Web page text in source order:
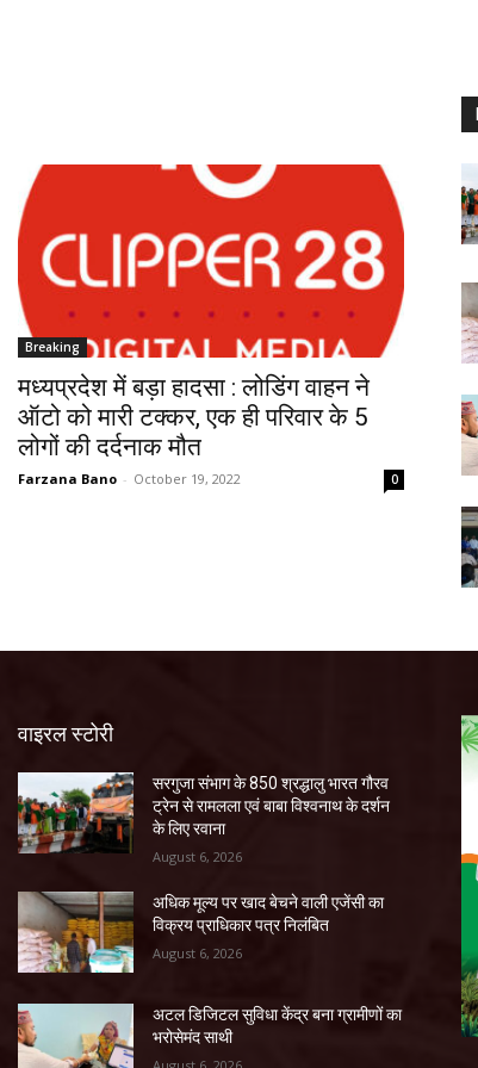
Breaking
मध्यप्रदेश में बड़ा हादसा : लोडिंग वाहन ने
ऑटो को मारी टक्कर, एक ही परिवार के 5
लोगों की दर्दनाक मौत
Farzana Bano - October 19, 2022 0
वाइरल स्टोरी
सरगुजा संभाग के 850 श्रद्धालु भारत गौरव
ट्रेन से रामलला एवं बाबा विश्वनाथ के दर्शन
के लिए रवाना
August 6, 2026
अधिक मूल्य पर खाद बेचने वाली एजेंसी का
विक्रय प्राधिकार पत्र निलंबित
August 6, 2026
अटल डिजिटल सुविधा केंद्र बना ग्रामीणों का
भरोसेमंद साथी